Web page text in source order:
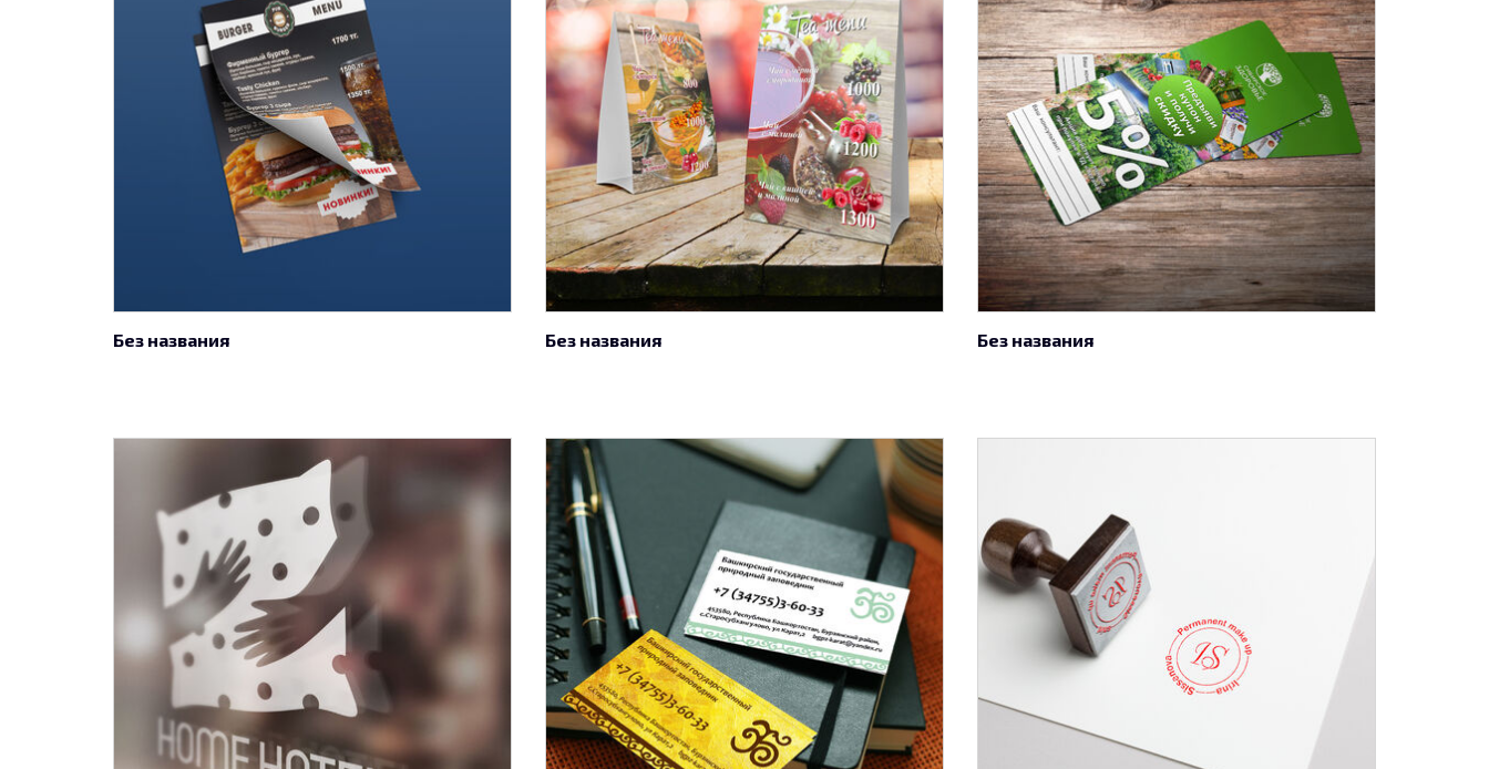
Без названия Без названия Без названия